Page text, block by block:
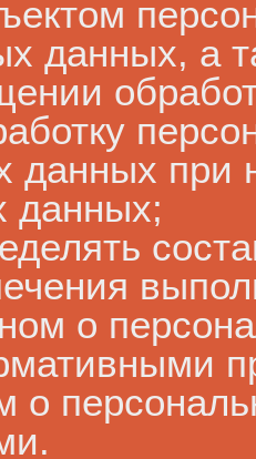
данных, а
данных при
данных;
о
о